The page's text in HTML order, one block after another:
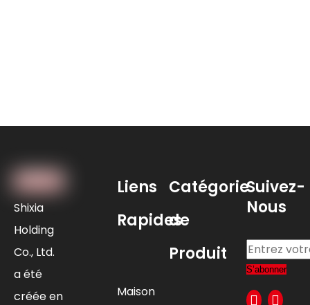
Shixia
Holding
Co., Ltd.
a été
créée en
Liens
Rapides
Maison
Catégorie
de
Produit
Suivez-
Nous
S’abonner